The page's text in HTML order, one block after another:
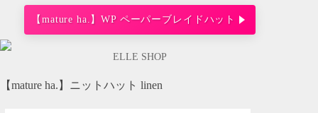
【mature ha.】WP ペーパーブレイドハット
ELLE SHOP
【mature ha.】ニットハット linen